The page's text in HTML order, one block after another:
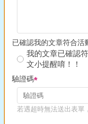
已確認我的文章符合活
我的文章已確認
文小提醒唷！！
驗證碼
若遇超時無法送出表單